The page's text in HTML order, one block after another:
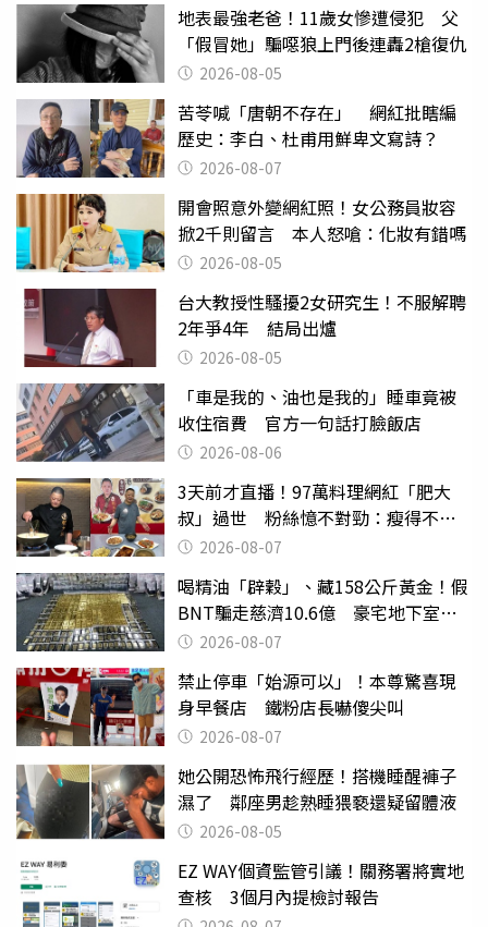
地表最強老爸！11歲女慘遭侵犯 父
「假冒她」騙噁狼上門後連轟2槍復仇
2026-08-05
苦苓喊「唐朝不存在」 網紅批瞎編
歷史：李白、杜甫用鮮卑文寫詩？
2026-08-07
開會照意外變網紅照！女公務員妝容
掀2千則留言 本人怒嗆：化妝有錯嗎
2026-08-05
台大教授性騷擾2女研究生！不服解聘
2年爭4年 結局出爐
2026-08-05
「車是我的、油也是我的」睡車竟被
收住宿費 官方一句話打臉飯店
2026-08-06
3天前才直播！97萬料理網紅「肥大
叔」過世 粉絲憶不對勁：瘦得不合
理 2026-08-07
喝精油「辟穀」、藏158公斤黃金！假
BNT騙走慈濟10.6億 豪宅地下室竟
挖出乾鮑金庫
2026-08-07
禁止停車「始源可以」！本尊驚喜現
身早餐店 鐵粉店長嚇傻尖叫
2026-08-07
她公開恐怖飛行經歷！搭機睡醒褲子
濕了 鄰座男趁熟睡猥褻還疑留體液
2026-08-05
EZ WAY個資監管引議！關務署將實地
查核 3個月內提檢討報告